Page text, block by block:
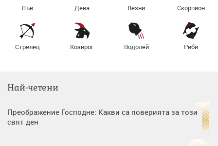
Лъв Дева Везни Скорпион
Стрелец Козирог Водолей Риби
Най-четени
Преображение Господне: Какви са поверията за този
свят ден